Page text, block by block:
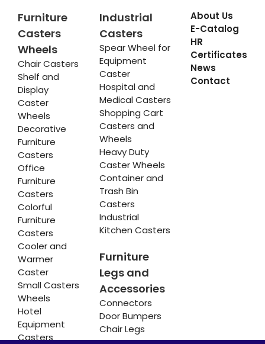
Furniture
Casters
Wheels
Chair Casters
Shelf and
Display
Caster
Wheels
Decorative
Furniture
Casters
Office
Furniture
Casters
Colorful
Furniture
Casters
Cooler and
Warmer
Caster
Small Casters
Wheels
Hotel
Equipment
Casters
Industrial
Casters
Spear Wheel for
Equipment
Caster
Hospital and
Medical Casters
Shopping Cart
Casters and
Wheels
Heavy Duty
Caster Wheels
Container and
Trash Bin
Casters
Industrial
Kitchen Casters
Furniture
Legs and
Accessories
Connectors
Door Bumpers
Chair Legs
About Us
E-Catalog
HR
Certificates
News
Contact